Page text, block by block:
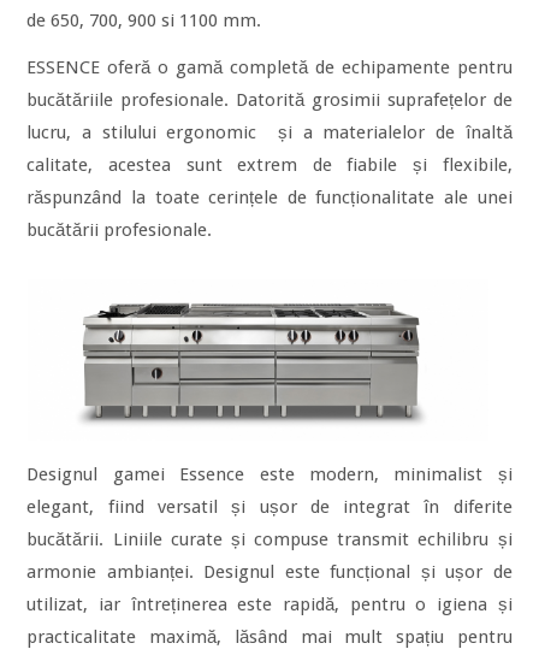
de 650, 700, 900 si 1100 mm.
ESSENCE oferă o gamă completă de echipamente pentru
bucătăriile profesionale. Datorită grosimii suprafețelor de
lucru, a stilului ergonomic și a materialelor de înaltă
calitate, acestea sunt extrem de fiabile și flexibile,
răspunzând la toate cerințele de funcționalitate ale unei
bucătării profesionale.
Designul gamei Essence este modern, minimalist și
elegant, fiind versatil și ușor de integrat în diferite
bucătării. Liniile curate și compuse transmit echilibru și
armonie ambianței. Designul este funcțional și ușor de
utilizat, iar întreținerea este rapidă, pentru o igiena și
practicalitate maximă, lăsând mai mult spațiu pentru